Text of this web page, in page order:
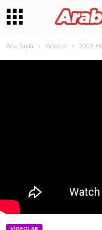
Ana Sayfa Videolar 2009